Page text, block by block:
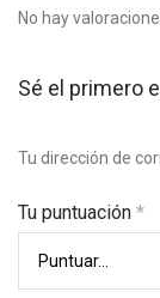
No hay
Sé el primero
Tu dirección de
Tu puntuación *